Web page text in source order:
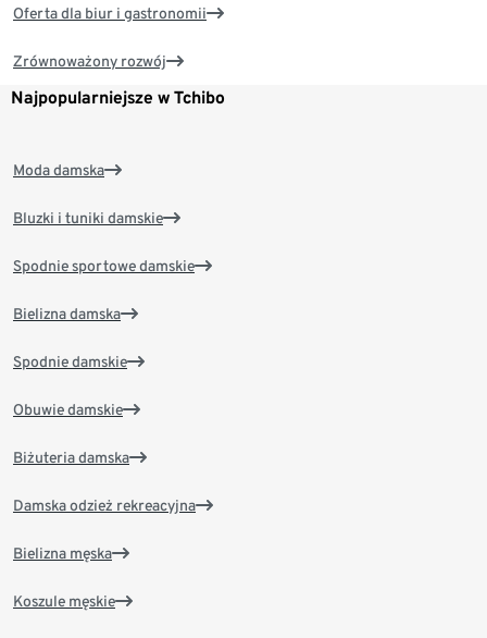
Oferta dla biur i gastronomii
Zrównoważony rozwój
Najpopularniejsze w Tchibo
Moda damska
Bluzki i tuniki damskie
Spodnie sportowe damskie
Bielizna damska
Spodnie damskie
Obuwie damskie
Biżuteria damska
Damska odzież rekreacyjna
Bielizna męska
Koszule męskie